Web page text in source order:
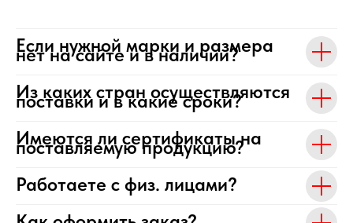
Если нужной марки и размера
нет на сайте и в наличии?
Из каких стран осуществляются
поставки и в какие сроки?
Имеются ли сертификаты на
поставляемую продукцию?
Работаете с физ. лицами?